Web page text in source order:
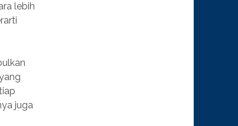
lebih
juga